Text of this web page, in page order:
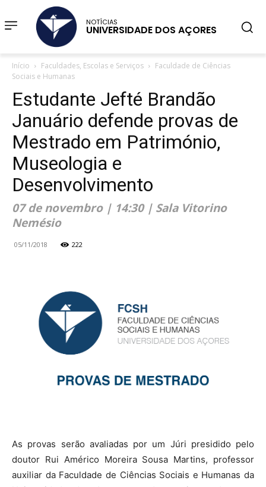
NOTÍCIAS
UNIVERSIDADE DOS AÇORES
Início Faculdades, Escolas e Serviços
Faculdade de Ciências
Sociais e Humanas
Estudante Jefté Brandão
Januário defende provas de
Mestrado em Património,
Museologia e
Desenvolvimento
07 de novembro | 14:30 | Sala Vitorino
Nemésio
05/11/2018 222
As provas serão avaliadas por um Júri presidido pelo
doutor Rui Américo Moreira Sousa Martins, professor
auxiliar da Faculdade de Ciências Sociais e Humanas da